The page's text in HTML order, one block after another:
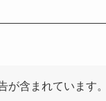
含まれています。